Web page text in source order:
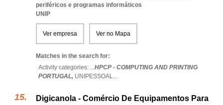
periféricos e programas informáticos
UNIP
Ver empresa Ver no Mapa
Matches in the search for:
Activity categories: ...HPCP - COMPUTING AND PRINTING
PORTUGAL, UNIPESSOAL...
Digicanola - Comércio De Equipamentos Para